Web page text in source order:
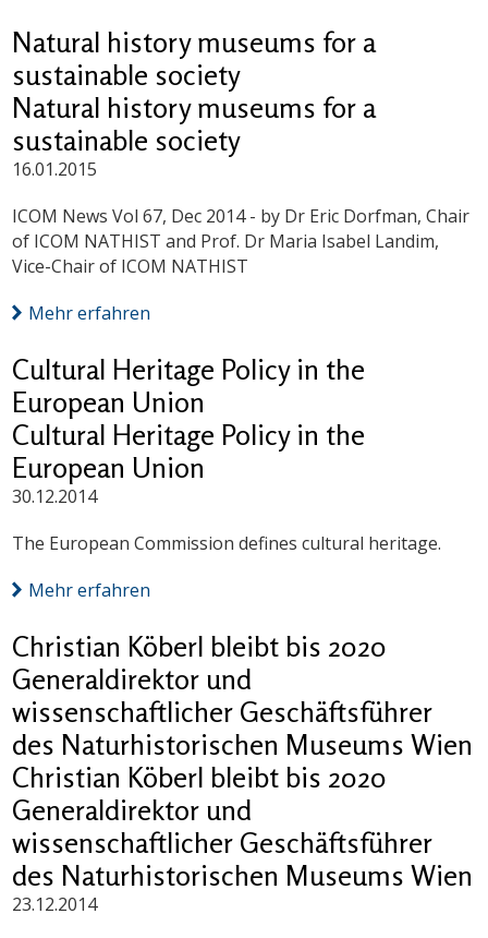
Natural history museums for a
sustainable society
Natural history museums for a
sustainable society
16.01.2015
ICOM News Vol 67, Dec 2014 - by Dr Eric Dorfman, Chair
of ICOM NATHIST and Prof. Dr Maria Isabel Landim,
Vice-Chair of ICOM NATHIST
Mehr erfahren
Cultural Heritage Policy in the
European Union
Cultural Heritage Policy in the
European Union
30.12.2014
The European Commission defines cultural heritage.
Mehr erfahren
Christian Köberl bleibt bis 2020
Generaldirektor und
wissenschaftlicher Geschäftsführer
des Naturhistorischen Museums Wien
Christian Köberl bleibt bis 2020
Generaldirektor und
wissenschaftlicher Geschäftsführer
des Naturhistorischen Museums Wien
23.12.2014